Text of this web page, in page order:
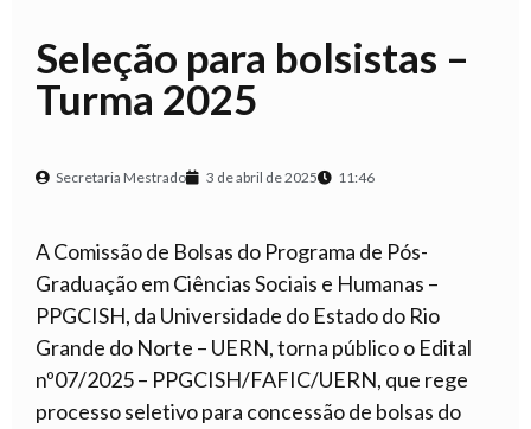
Seleção para bolsistas –
Turma 2025
Secretaria Mestrado 3 de abril de 2025 11:46
A Comissão de Bolsas do Programa de Pós-
Graduação em Ciências Sociais e Humanas –
PPGCISH, da Universidade do Estado do Rio
Grande do Norte – UERN, torna público o Edital
nº07/2025 – PPGCISH/FAFIC/UERN, que rege
processo seletivo para concessão de bolsas do